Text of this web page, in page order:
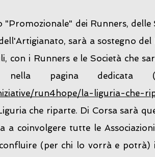
"Promozionale" dei Runners,
sarà a sostegno
con i Runners e le Società che
pagina
run4hope/la-liguria-che-
che riparte. Di Corsa sarà
a coinvolgere tutte le
(per chi lo vorrà e